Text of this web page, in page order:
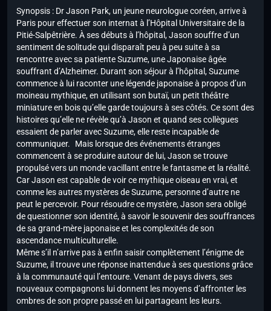
Synopsis : Dr Jason Park, un jeune neurologue coréen, arrive à
Paris pour effectuer son internat à l’Hôpital Universitaire de la
Pitié-Salpêtrière. À ses débuts à l’hôpital, Jason souffre d’un
sentiment de solitude qui disparaît peu à peu suite à sa
rencontre avec sa patiente Suzume, une Japonaise âgée
souffrant d’Alzheimer. Durant son séjour à l’hôpital, Suzume
commence à lui raconter une légende japonaise à propos d’un
moineau mythique, en utilisant son butaï, un petit théâtre
miniature en bois qu’elle garde toujours à ses côtés. Ce sont des
histoires qu’elle ne révèle qu’à Jason et quand ses collègues
essaient de parler avec Suzume, elle reste incapable de
communiquer. Mais lorsque des événements étranges
commencent à se produire autour de lui, Jason se trouve
propulsé vers un monde vacillant entre le fantasme et la réalité.
Car Jason est capable de voir ce mythique oiseau en vrai, et
comme les autres mystères de Suzume, personne d’autre ne
peut le percevoir. Pour résoudre ce mystère, Jason sera obligé
de questionner son identité, à savoir le souvenir des souffrances
de sa grand-mère japonaise et les complexités de son
ascendance multiculturelle.
Même s’il n’arrive pas à enfin saisir complètement l’énigme de
Suzume, il trouve une réponse inattendue à ses questions grâce
à la communauté qui l’entoure. Venant de pays divers, ses
nouveaux compagnons lui donnent les moyens d’affronter les
ombres de son propre passé en lui partageant les leurs.